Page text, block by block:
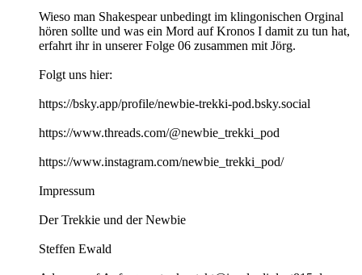
Wieso man Shakespear unbedingt im klingonischen Orginal
hören sollte und was ein Mord auf Kronos I damit zu tun hat,
erfahrt ihr in unserer Folge 06 zusammen mit Jörg.
Folgt uns hier:
https://bsky.app/profile/newbie-trekki-pod.bsky.social
https://www.threads.com/@newbie_trekki_pod
https://www.instagram.com/newbie_trekki_pod/
Impressum
Der Trekkie und der Newbie
Steffen Ewald